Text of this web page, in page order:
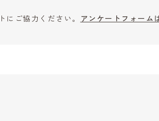
にご協力ください。
アンケートフォーム